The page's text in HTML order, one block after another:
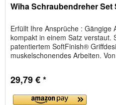
Wiha Schraubendreher Set
Erfüllt Ihre Ansprüche : Gängige
kompakt in einem Satz verstaut.
patentiertem SoftFinish®
muskelschonendes Arbeiten.
29,79 € *